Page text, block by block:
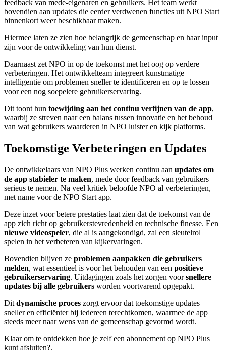
feedback van mede-eigenaren en gebruikers. Het team werkt
bovendien aan updates die eerder verdwenen functies uit NPO Start
binnenkort weer beschikbaar maken.
Hiermee laten ze zien hoe belangrijk de gemeenschap en haar input
zijn voor de ontwikkeling van hun dienst.
Daarnaast zet NPO in op de toekomst met het oog op verdere
verbeteringen. Het ontwikkelteam integreert kunstmatige
intelligentie om problemen sneller te identificeren en op te lossen
voor een nog soepelere gebruikerservaring.
Dit toont hun toewijding aan het continu verfijnen van de app,
waarbij ze streven naar een balans tussen innovatie en het behoud
van wat gebruikers waarderen in NPO luister en kijk platforms.
Toekomstige Verbeteringen en Updates
De ontwikkelaars van NPO Plus werken continu aan updates om
de app stabieler te maken, mede door feedback van gebruikers
serieus te nemen. Na veel kritiek beloofde NPO al verbeteringen,
met name voor de NPO Start app.
Deze inzet voor betere prestaties laat zien dat de toekomst van de
app zich richt op gebruikerstevredenheid en technische finesse. Een
nieuwe videospeler, die al is aangekondigd, zal een sleutelrol
spelen in het verbeteren van kijkervaringen.
Bovendien blijven ze problemen aanpakken die gebruikers
melden, wat essentieel is voor het behouden van een positieve
gebruikerservaring. Uitdagingen zoals het zorgen voorsnellere
updates bij alle gebruikers worden voortvarend opgepakt.
Dit dynamische proces zorgt ervoor dat toekomstige updates
sneller en efficiënter bij iedereen terechtkomen, waarmee de app
steeds meer naar wens van de gemeenschap gevormd wordt.
Klaar om te ontdekken hoe je zelf een abonnement op NPO Plus
kunt afsluiten?.